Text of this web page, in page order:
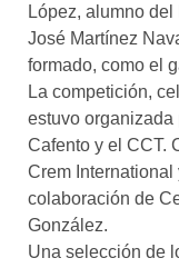
¡queremos saber
de ti!
López, alumno
José Martínez
formado, como el
La competición,
estuvo organizada
Cafento y el CCT.
Crem International
colaboración de
González.
Una selección de